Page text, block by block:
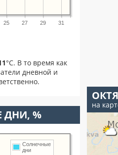
25 27 29 31
°С. В то время как
дневной и
%
Солнечные
дни
на